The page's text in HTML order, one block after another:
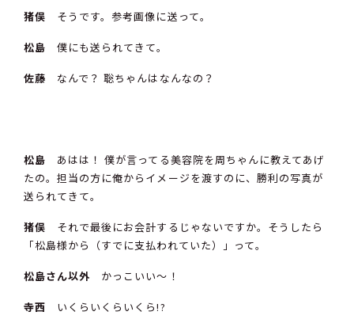
猪俣 そうです。参考画像に送って。
松島 僕にも送られてきて。
佐藤 なんで？ 聡ちゃんはなんなの？
松島 あはは！ 僕が言ってる美容院を周ちゃんに教えてあげ
たの。担当の方に俺からイメージを渡すのに、勝利の写真が
送られてきて。
猪俣 それで最後にお会計するじゃないですか。そうしたら
「松島様から（すでに支払われていた）」って。
松島さん以外 かっこいい〜！
寺西 いくらいくらいくら!?